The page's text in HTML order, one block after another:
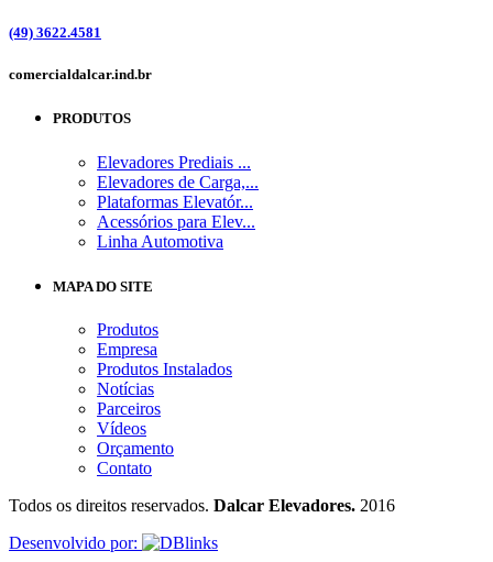
(49) 3622.4581
comercialdalcar.ind.br
PRODUTOS
Elevadores Prediais ...
Elevadores de Carga,...
Plataformas Elevatór...
Acessórios para Elev...
Linha Automotiva
MAPA DO SITE
Produtos
Empresa
Produtos Instalados
Notícias
Parceiros
Vídeos
Orçamento
Contato
Todos os direitos reservados. Dalcar Elevadores. 2016
Desenvolvido por: